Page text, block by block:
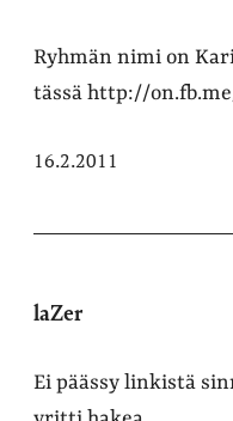
Ryhmän nimi on
tässä http://
16.2.2011
laZer
Ei päässy linkistä